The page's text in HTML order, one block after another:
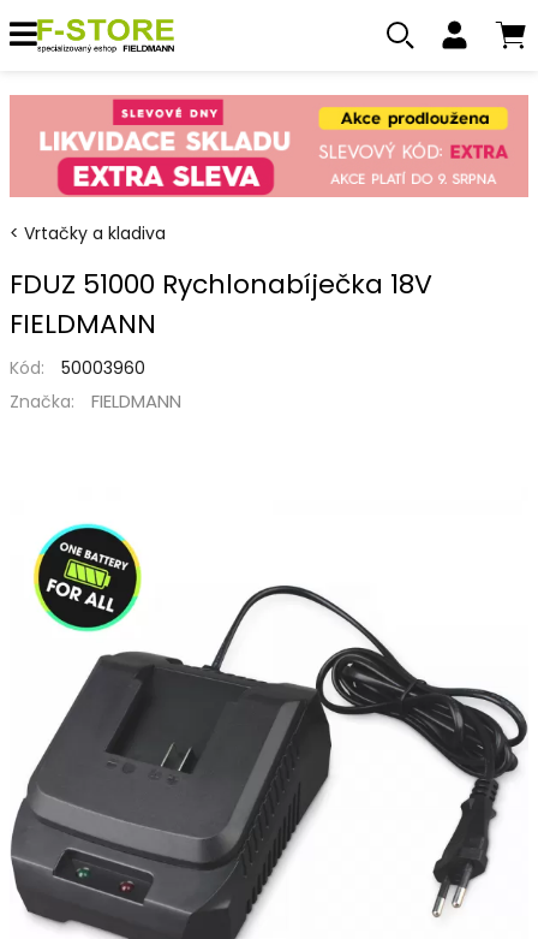
Vrtačky a kladiva
FDUZ 51000 Rychlonabíječka 18V
FIELDMANN
Kód:
50003960
Značka:
FIELDMANN